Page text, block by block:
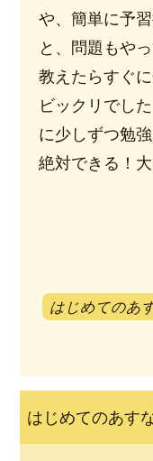
や、簡単に予
と、問題もや
教えたらすぐ
ビックリでし
に少しずつ勉
絶対できる！大
はじめてのあ
はじめてのあす